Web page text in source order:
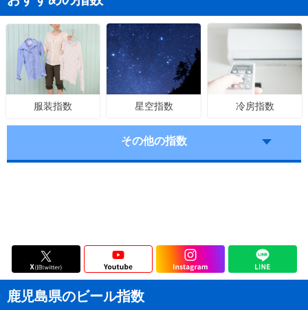
服装指数 星空指数 冷房指数
その他の指数
鹿児島県のビール指数